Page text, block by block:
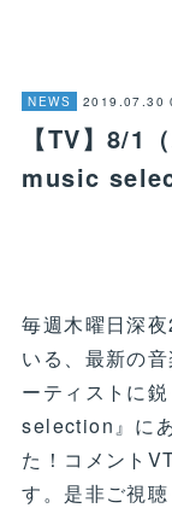
NEWS 2019.07.30
【TV】8/1
music
毎週木曜日深
いる、最新の
ーティストに
selection』に
た！コメント
す。是非ご視